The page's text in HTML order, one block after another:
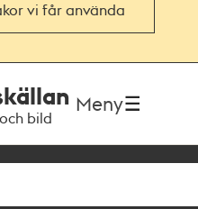
vi får använda
bild
Meny